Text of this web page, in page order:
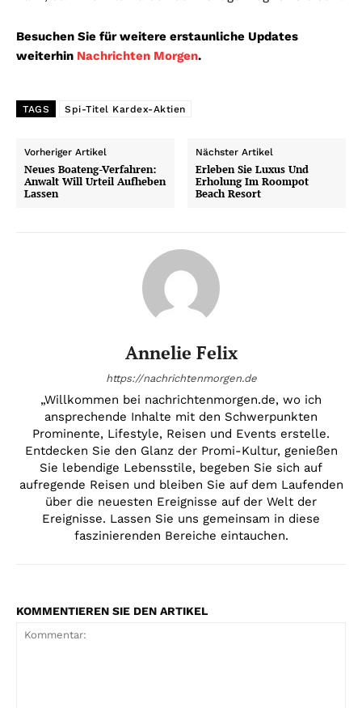
Besuchen Sie für weitere erstaunliche Updates
weiterhin Nachrichten Morgen.
TAGS Spi-Titel Kardex-Aktien
Vorheriger Artikel
Neues Boateng-Verfahren:
Anwalt Will Urteil Aufheben
Lassen
Nächster Artikel
Erleben Sie Luxus Und
Erholung Im Roompot
Beach Resort
Annelie Felix
https://nachrichtenmorgen.de
„Willkommen bei nachrichtenmorgen.de, wo ich
ansprechende Inhalte mit den Schwerpunkten
Prominente, Lifestyle, Reisen und Events erstelle.
Entdecken Sie den Glanz der Promi-Kultur, genießen
Sie lebendige Lebensstile, begeben Sie sich auf
aufregende Reisen und bleiben Sie auf dem Laufenden
über die neuesten Ereignisse auf der Welt der
Ereignisse. Lassen Sie uns gemeinsam in diese
faszinierenden Bereiche eintauchen.
KOMMENTIEREN SIE DEN ARTIKEL